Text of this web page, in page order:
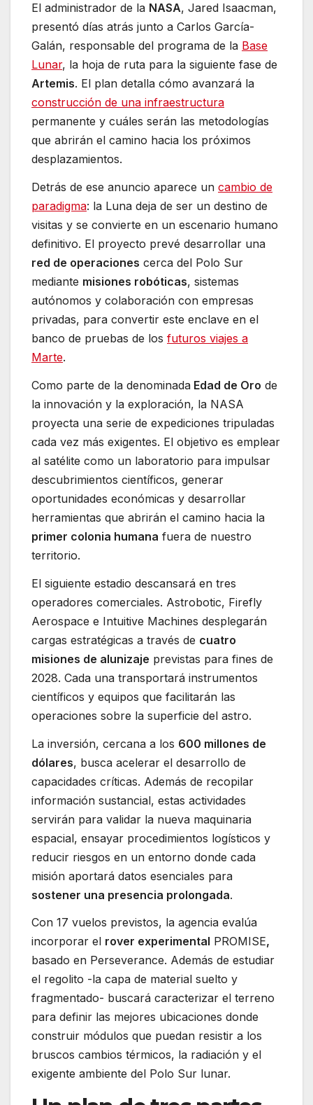
El administrador de la NASA, Jared Isaacman,
presentó días atrás junto a Carlos García-
Galán, responsable del programa de la Base
Lunar, la hoja de ruta para la siguiente fase de
Artemis. El plan detalla cómo avanzará la
construcción de una infraestructura
permanente y cuáles serán las metodologías
que abrirán el camino hacia los próximos
desplazamientos.
Detrás de ese anuncio aparece un cambio de
paradigma: la Luna deja de ser un destino de
visitas y se convierte en un escenario humano
definitivo. El proyecto prevé desarrollar una
red de operaciones cerca del Polo Sur
mediante misiones robóticas, sistemas
autónomos y colaboración con empresas
privadas, para convertir este enclave en el
banco de pruebas de los futuros viajes a
Marte.
Como parte de la denominada Edad de Oro de
la innovación y la exploración, la NASA
proyecta una serie de expediciones tripuladas
cada vez más exigentes. El objetivo es emplear
al satélite como un laboratorio para impulsar
descubrimientos científicos, generar
oportunidades económicas y desarrollar
herramientas que abrirán el camino hacia la
primer colonia humana fuera de nuestro
territorio.
El siguiente estadio descansará en tres
operadores comerciales. Astrobotic, Firefly
Aerospace e Intuitive Machines desplegarán
cargas estratégicas a través de cuatro
misiones de alunizaje previstas para fines de
2028. Cada una transportará instrumentos
científicos y equipos que facilitarán las
operaciones sobre la superficie del astro.
La inversión, cercana a los 600 millones de
dólares, busca acelerar el desarrollo de
capacidades críticas. Además de recopilar
información sustancial, estas actividades
servirán para validar la nueva maquinaria
espacial, ensayar procedimientos logísticos y
reducir riesgos en un entorno donde cada
misión aportará datos esenciales para
sostener una presencia prolongada.
Con 17 vuelos previstos, la agencia evalúa
incorporar el rover experimental PROMISE,
basado en Perseverance. Además de estudiar
el regolito -la capa de material suelto y
fragmentado- buscará caracterizar el terreno
para definir las mejores ubicaciones donde
construir módulos que puedan resistir a los
bruscos cambios térmicos, la radiación y el
exigente ambiente del Polo Sur lunar.